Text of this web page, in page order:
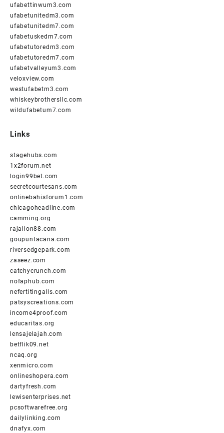
ufabettinwum3.com
ufabetunitedm3.com
ufabetunitedm7.com
ufabetuskedm7.com
ufabetutoredm3.com
ufabetutoredm7.com
ufabetvalleyum3.com
veloxview.com
westufabetm3.com
whiskeybrothersllc.com
wildufabetum7.com
Links
stagehubs.com
1x2forum.net
login99bet.com
secretcourtesans.com
onlinebahisforum1.com
chicagoheadline.com
camming.org
rajalion88.com
goupuntacana.com
riversedgepark.com
zaseez.com
catchycrunch.com
nofaphub.com
nefertitingalls.com
patsyscreations.com
income4proof.com
educaritas.org
lensajelajah.com
betflik09.net
ncaq.org
xenmicro.com
onlineshopera.com
dartyfresh.com
lewisenterprises.net
pcsoftwarefree.org
dailylinking.com
dnafyx.com